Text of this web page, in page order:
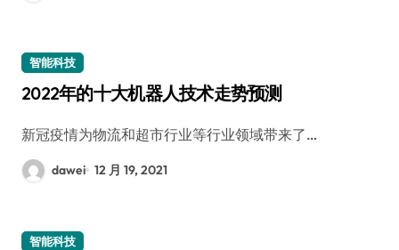
智能科技
2022年的十大机器人技术走势预测
新冠疫情为物流和超市行业等行业领域带来了…
dawei 12 月 19, 2021
智能科技